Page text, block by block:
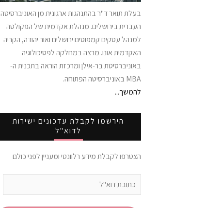
בעלת תואר ד"ר בהתנהגות ארגונית מן האוניברסיטה
העברית בירושלים. מנהלת אקדמית של הפקולטה
למנהל עסקים קמפוסים ירושלים ואור יהודה, הקריה
האקדמית אונו. מרצה במחלקה לפסיכולוגיה
באוניברסיטת בר-אילן ומרכזת הוראה בתכנית ה-
MBA באוניברסיטה הפתוחה.
להמשך...
הירשמו לקבלת עדכונים ישירות
לדוא"ל
הצטרפו לקבלת מידע רלוונטי ומעניין לפני כולם